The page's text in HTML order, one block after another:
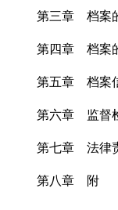
第三章 档案
第四章 档案
第五章 档案
第六章 监督
第七章 法律
第八章 附